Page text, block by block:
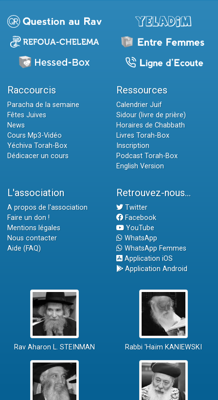
Raccourcis
Paracha de la semaine
Fêtes Juives
News
Cours Mp3-Vidéo
Yéchiva Torah-Box
Dédicacer un cours
Ressources
Calendrier Juif
Sidour (livre de prière)
Horaires de Chabbath
Livres Torah-Box
Inscription
Podcast Torah-Box
English Version
L'association
A propos de l'association
Faire un don !
Mentions légales
Nous contacter
Aide (FAQ)
Retrouvez-nous...
Twitter
Facebook
YouTube
WhatsApp
WhatsApp Femmes
Application iOS
Application Android
Rav Aharon L. STEINMAN Rabbi 'Haïm KANIEWSKI